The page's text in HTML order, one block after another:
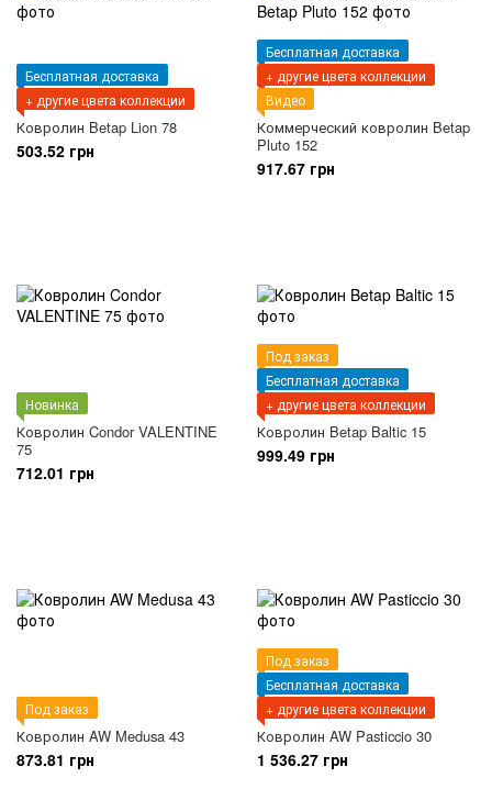
Бесплатная доставка
+ другие цвета коллекции
Ковролин Betap Lion 78
503.52 грн
Бесплатная доставка
+ другие цвета коллекции
Видео
Коммерческий ковролин Betap
Pluto 152
917.67 грн
Новинка
Ковролин Condor VALENTINE
75
712.01 грн
Под заказ
Бесплатная доставка
+ другие цвета коллекции
Ковролин Betap Baltic 15
999.49 грн
Под заказ
Ковролин AW Medusa 43
873.81 грн
Под заказ
Бесплатная доставка
+ другие цвета коллекции
Ковролин AW Pasticcio 30
1 536.27 грн